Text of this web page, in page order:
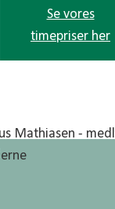
Se vores
timepriser her